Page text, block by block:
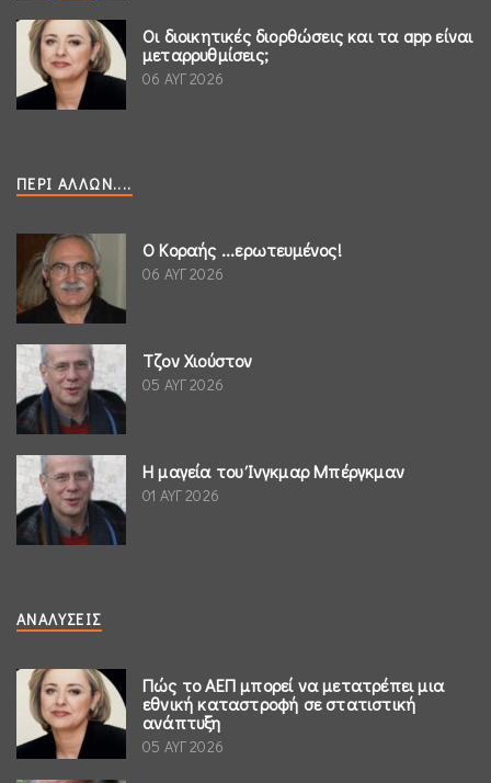
Οι διοικητικές διορθώσεις και τα app είναι
μεταρρυθμίσεις;
06 ΑΥΓ 2026
ΠΕΡΊ ΆΛΛΩΝ....
Ο Κοραής ...ερωτευμένος!
06 ΑΥΓ 2026
Τζον Χιούστον
05 ΑΥΓ 2026
Η μαγεία του Ίνγκμαρ Μπέργκμαν
01 ΑΥΓ 2026
ΑΝΑΛΎΣΕΙΣ
Πώς το ΑΕΠ μπορεί να μετατρέπει μια
εθνική καταστροφή σε στατιστική
ανάπτυξη
05 ΑΥΓ 2026